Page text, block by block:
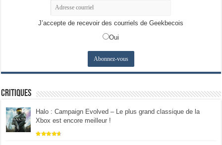
J’accepte de recevoir des courriels de Geekbecois
Oui
Critiques
Halo : Campaign Evolved – Le plus grand classique de la
Xbox est encore meilleur !